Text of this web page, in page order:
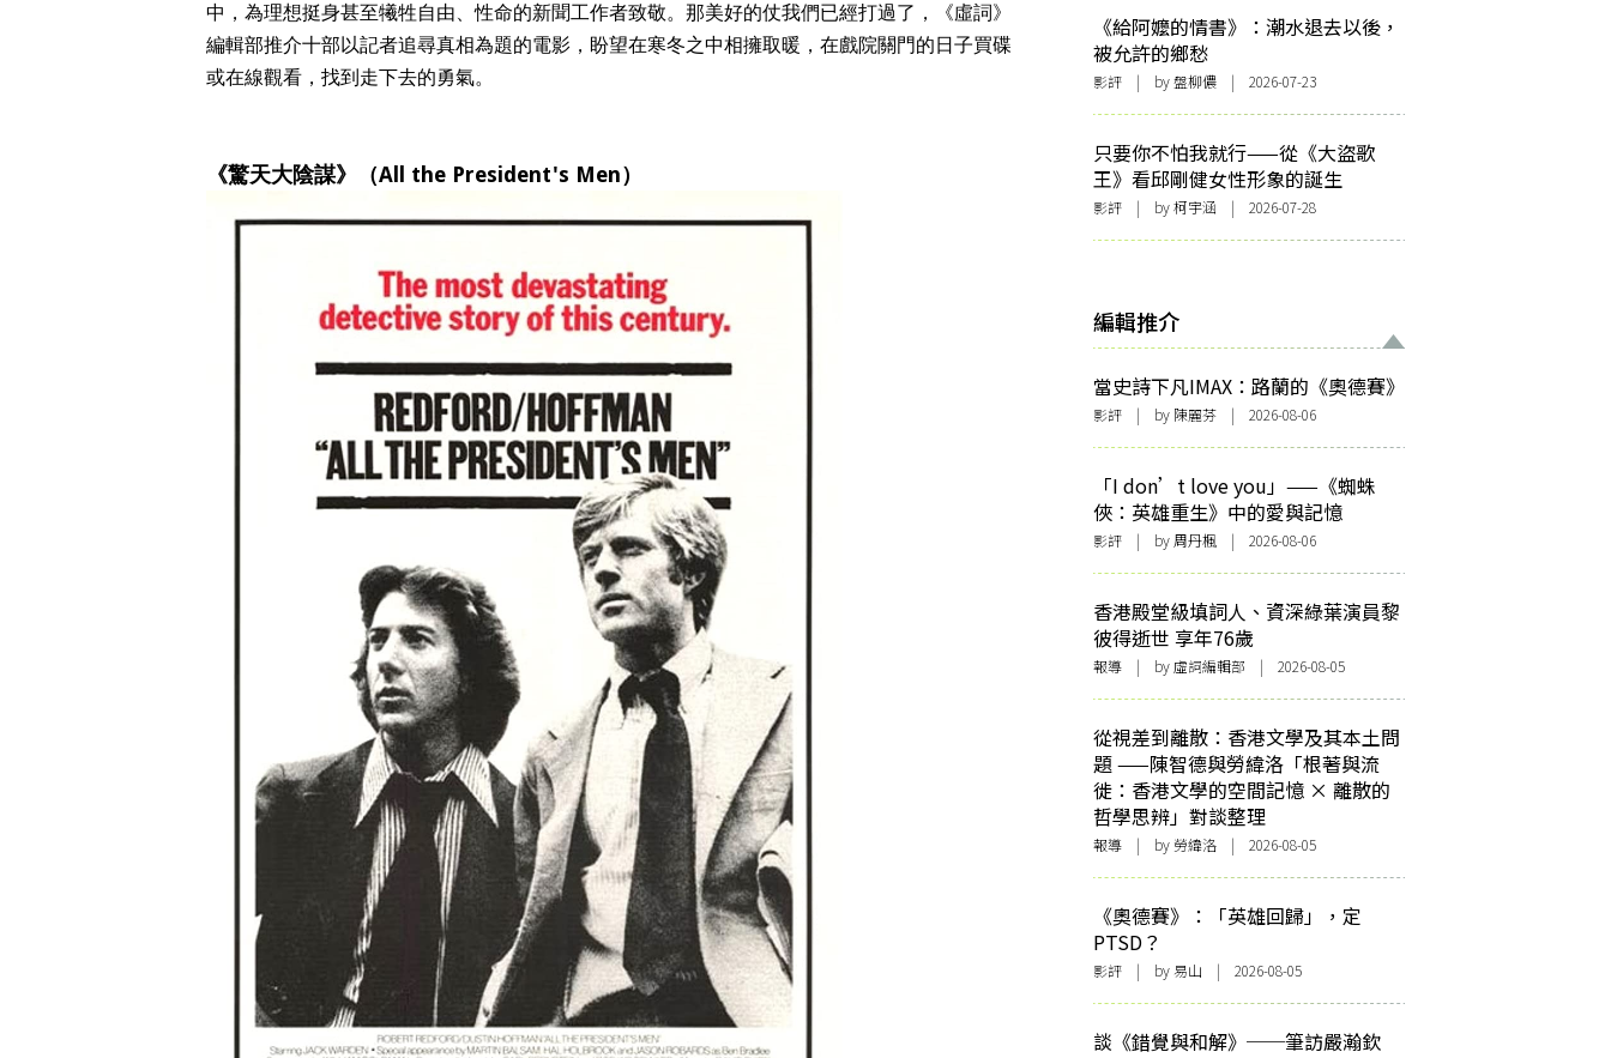
中，為理想挺身甚至犧牲自由、性命的新聞工作者致敬。那美好的仗我們已經打過了，《虛詞》
編輯部推介十部以記者追尋真相為題的電影，盼望在寒冬之中相擁取暖，在戲院關門的日子買碟
或在線觀看，找到走下去的勇氣。
《驚天大陰謀》（All the President's Men）
《給阿嬤的情書》：潮水退去以後，
被允許的鄉愁
影評 | by 盤柳儂 | 2026-07-23
只要你不怕我就行——從《大盜歌
王》看邱剛健女性形象的誕生
影評 | by 柯宇涵 | 2026-07-28
編輯推介
當史詩下凡IMAX：路蘭的《奧德賽》
影評 | by 陳麗芬 | 2026-08-06
「I don’t love you」——《蜘蛛
俠：英雄重生》中的愛與記憶
影評 | by 周丹楓 | 2026-08-06
香港殿堂級填詞人、資深綠葉演員黎
彼得逝世 享年76歲
報導 | by 虛詞編輯部 | 2026-08-05
從視差到離散：香港文學及其本土問
題 ——陳智德與勞緯洛「根著與流
徙：香港文學的空間記憶 × 離散的
哲學思辨」對談整理
報導 | by 勞緯洛 | 2026-08-05
《奧德賽》：「英雄回歸」，定
PTSD？
影評 | by 易山 | 2026-08-05
談《錯覺與和解》──筆訪嚴瀚欽